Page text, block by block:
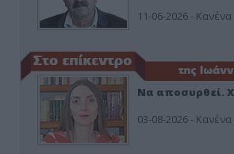
11-06-2026 - Κανένα
Να αποσυρθεί.
03-08-2026 - Κανένα